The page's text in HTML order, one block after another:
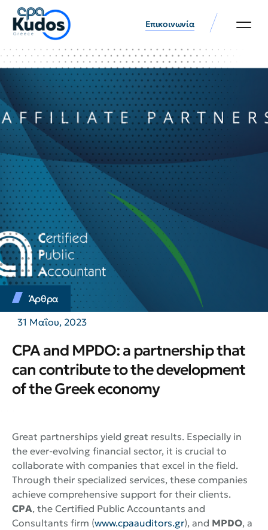
Επικοινωνία
Άρθρα
31 Μαΐου, 2023
CPA and MPDO: a partnership that
can contribute to the development
of the Greek economy
Great partnerships yield great results. Especially in
the ever-evolving financial sector, it is crucial to
collaborate with companies that excel in the field.
Through their specialized services, these companies
achieve comprehensive support for their clients.
CPA, the Certified Public Accountants and
Consultants firm (www.cpaauditors.gr), and MPDO, a